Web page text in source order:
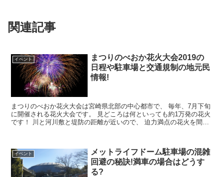
関連記事
イベント
まつりのべおか花火大会2019の
日程や駐車場と交通規制の地元民
情報!
まつりのべおか花火大会は宮崎県北部の中心都市で、 毎年、7月下旬
に開催される花火大会です。 見どころは何といっても約1万発の花火
です！ 川と河川敷と堤防の距離が近いので、 迫力満点の花火を間近
イベント
メットライフドーム駐車場の混雑
回避の秘訣!満車の場合はどうす
る?